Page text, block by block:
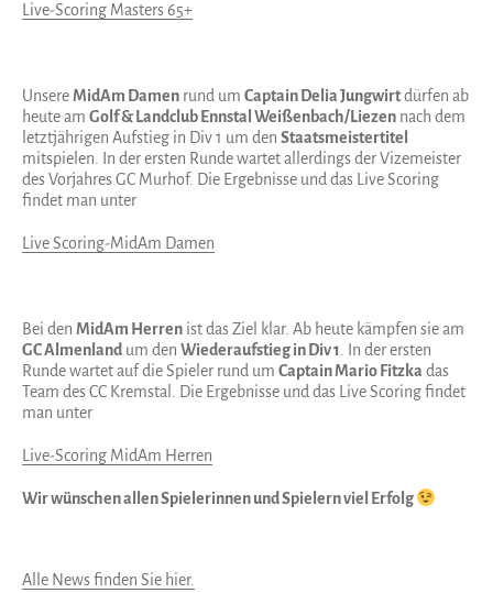
Live-Scoring Masters 65+
Unsere MidAm Damen rund um Captain Delia Jungwirtdürfen ab
heute am Golf & Landclub Ennstal Weißenbach/Liezen nach dem
letztjährigen Aufstieg in Div 1 um den Staatsmeistertitel
mitspielen. In der ersten Runde wartet allerdings der Vizemeister
des Vorjahres GC Murhof. Die Ergebnisse und das Live Scoring
findet man unter
Live Scoring-MidAm Damen
Bei den MidAm Herren ist das Ziel klar. Ab heute kämpfen sie am
GC Almenland um den Wiederaufstieg in Div 1
. In der ersten
Runde wartet auf die Spieler rund um Captain Mario Fitzka das
Team des CC Kremstal. Die Ergebnisse und das Live Scoring findet
man unter
Live-Scoring MidAm Herren
Wir wünschen allen Spielerinnen und Spielern viel Erfolg
Alle News finden Sie hier.